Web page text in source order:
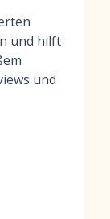
und hilft
und